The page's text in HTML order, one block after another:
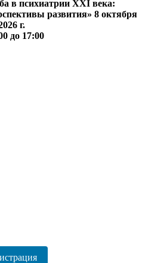
в психиатрии XXI века:
развития» 8 октября
г.
до 17:00